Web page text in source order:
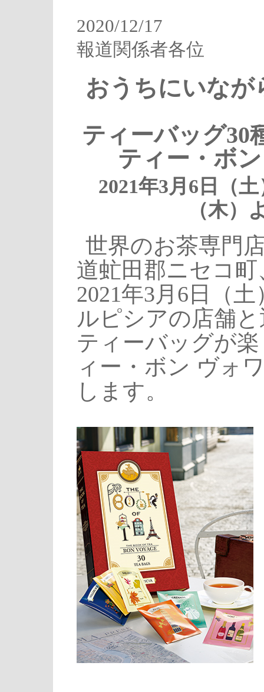
2020/12/17
報道関係者各位
おうちにいなが
ティーバッグ30
ティー・ボ
2021年3月6日（
（木）
世界のお茶専門
道虻田郡ニセコ
2021年3月6日（
ルピシアの店舗
ティーバッグが
ィー・ボン ヴォ
します。